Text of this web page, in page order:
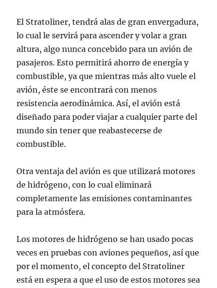
El Stratoliner, tendrá alas de gran envergadura,
lo cual le servirá para ascender y volar a gran
altura, algo nunca concebido para un avión de
pasajeros. Esto permitirá ahorro de energía y
combustible, ya que mientras más alto vuele el
avión, éste se encontrará con menos
resistencia aerodinámica. Así, el avión está
diseñado para poder viajar a cualquier parte del
mundo sin tener que reabastecerse de
combustible.
Otra ventaja del avión es que utilizará motores
de hidrógeno, con lo cual eliminará
completamente las emisiones contaminantes
para la atmósfera.
Los motores de hidrógeno se han usado pocas
veces en pruebas con aviones pequeños, así que
por el momento, el concepto del Stratoliner
está en espera a que el uso de estos motores sea